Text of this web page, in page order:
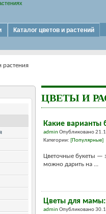
Каталог цветов и растений
растения
ЦВЕТЫ И
Какие варианты
adminОпубликовано
Категории: [Популярные]
Цветочные букеты —
можно дарить на ...
Цветы для мамы:
adminОпубликовано